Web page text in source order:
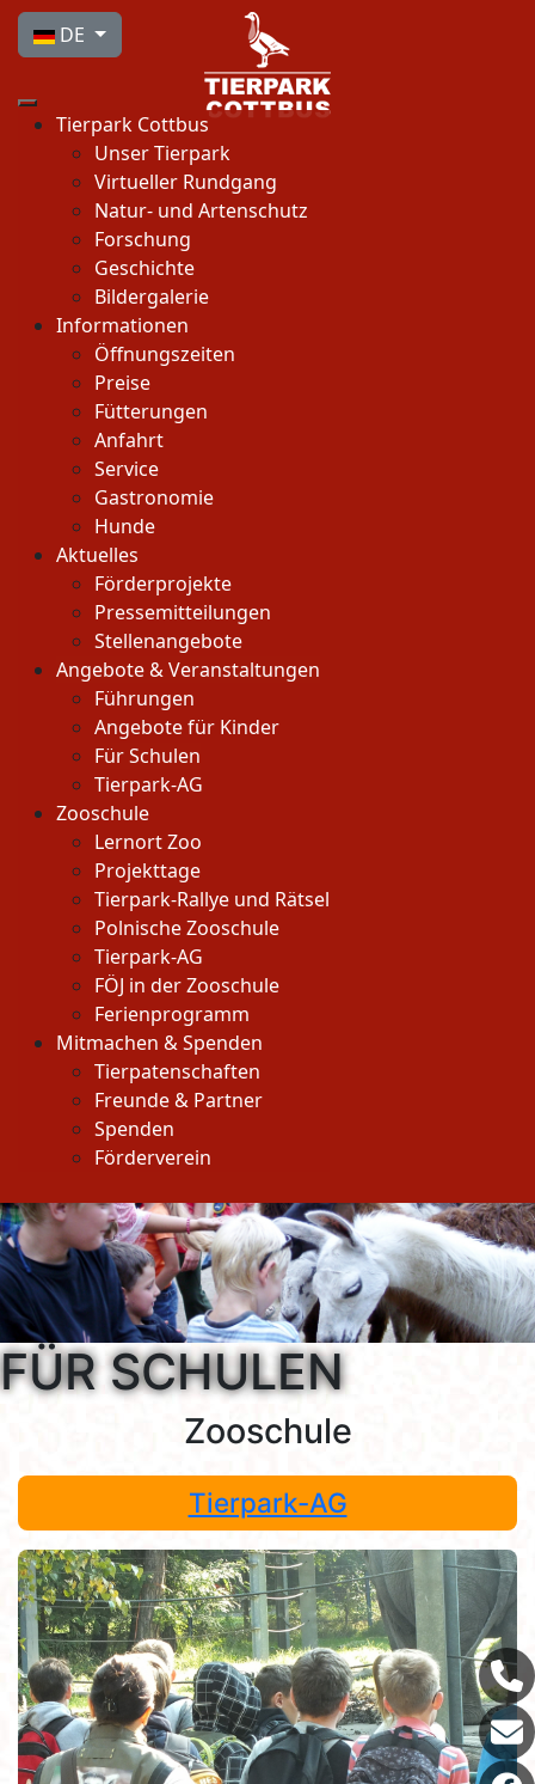
Sprache auswählen
DE
Tierpark Cottbus
Unser Tierpark
Virtueller Rundgang
Natur- und Artenschutz
Forschung
Geschichte
Bildergalerie
Informationen
Öffnungszeiten
Preise
Fütterungen
Anfahrt
Service
Gastronomie
Hunde
Aktuelles
Förderprojekte
Pressemitteilungen
Stellenangebote
Angebote & Veranstaltungen
Führungen
Angebote für Kinder
Für Schulen
Tierpark-AG
Zooschule
Lernort Zoo
Projekttage
Tierpark-Rallye und Rätsel
Polnische Zooschule
Tierpark-AG
FÖJ in der Zooschule
Ferienprogramm
Mitmachen & Spenden
Tierpatenschaften
Freunde & Partner
Spenden
Förderverein
FÜR SCHULEN
Zooschule
Tierpark-AG